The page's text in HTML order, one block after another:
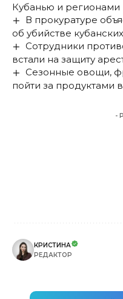
Кубанью и
В прокуратуре
об убийстве
Сотрудники
встали на защиту
Сезонные овощи,
пойти за продуктами
-
КРИСТИНА
РЕДАКТОР